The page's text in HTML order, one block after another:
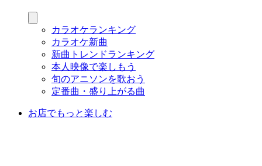
カラオケランキング
カラオケ新曲
新曲トレンドランキング
本人映像で楽しもう
旬のアニソンを歌おう
定番曲・盛り上がる曲
お店でもっと楽しむ